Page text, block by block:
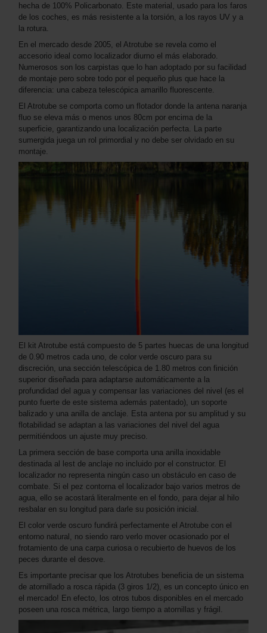
hecha de 100% Policarbonato. Este material, usado para los faros
de los coches, es más resistente a la torsión, a los rayos UV y a
la rotura.
En el mercado desde 2005, el Atrotube se revela como el
accesorio ideal como localizador diurno el más elaborado.
Numerosos son los carpistas que lo han adoptado por su facilidad
de montaje pero sobre todo por el pequeño plus que hace la
diferencia: una cabeza telescópica amarillo fluorescente.
El Atrotube se comporta como un flotador donde la antena naranja
fluo se eleva más o menos unos 80cm por encima de la
superficie, garantizando una localización perfecta. La parte
sumergida juega un rol primordial y no debe ser olvidado en su
montaje.
El kit Atrotube está compuesto de 5 partes huecas de una longitud
de 0.90 metros cada uno, de color verde oscuro para su
discreción, una sección telescópica de 1.80 metros con finición
superior diseñada para adaptarse automáticamente a la
profundidad del agua y compensar las variaciones del nivel (es el
punto fuerte de este sistema además patentado), un soporte
balizado y una anilla de anclaje. Esta antena por su amplitud y su
flotabilidad se adaptan a las variaciones del nivel del agua
permitiéndoos un ajuste muy preciso.
La primera sección de base comporta una anilla inoxidable
destinada al lest de anclaje no incluido por el constructor. El
localizador no representa ningún caso un obstáculo en caso de
combate. Si el pez contorna el localizador bajo varios metros de
agua, ello se acostará literalmente en el fondo, para dejar al hilo
resbalar en su longitud para darle su posición inicial.
El color verde oscuro fundirá perfectamente el Atrotube con el
entorno natural, no siendo raro verlo mover ocasionado por el
frotamiento de una carpa curiosa o recubierto de huevos de los
peces durante el desove.
Es importante precisar que los Atrotubes beneficia de un sistema
de atornillado a rosca rápida (3 giros 1/2), es un concepto único en
el mercado! En efecto, los otros tubos disponibles en el mercado
poseen una rosca métrica, largo tiempo a atornillas y frágil.